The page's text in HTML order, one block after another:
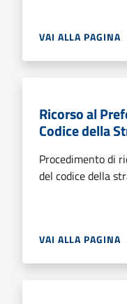
VAI ALLA PAGINA
Ricorso al
Codice della
Procedimento di
del codice della
VAI ALLA PAGINA